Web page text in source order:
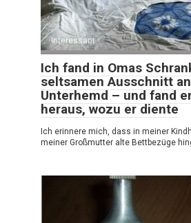
Interessant
Ich fand in Omas
seltsamen Ausschnitt
Unterhemd – und fand
heraus, wozu er diente
Ich erinnere mich, dass in meiner
meiner Großmutter alte Bettbezüge